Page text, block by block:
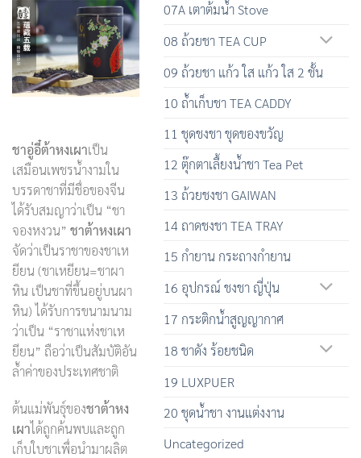
ชาอู่อี๋ต้าหงเผาเป็น
เสมือนเพชรน้ำงามใน
บรรดาชาที่มีชื่อของจีน
ได้รับสมญาว่าเป็น “ชา
จองหงวน” ชาต้าหงเผา
จัดว่าเป็นราชาของชาเห
ยียน (ชาเหยียน=ชาผา
หิน เป็นชาที่ขึ้นอยู่บนผา
หิน) ได้รับการขนามนาม
ว่าเป็น “ราชาแห่งชาเห
ยียน” ถือว่าเป็นสัมบัติอัน
ล้ำค่าของประเทศชาติ
ต้นแม่พันธุ์ของชาต้าหง
เผาได้ถูกค้นพบและถูก
เก็บใบชาเพื่อนำมาผลิต
07A เตาต้มน้ำ Stove
08 ถ้วยชา TEA CUP
09 ถ้วยชา แก้ว ใส แก้ว ใส 2 ชั้น
10 ถ้ำเก็บชา TEA CADDY
11 ชุดชงชา ชุดของขวัญ
12 ตุ๊กตาเลื้ยงน้ำชา Tea Pet
13 ถ้วยชงชา GAIWAN
14 ถาดชงชา TEA TRAY
15 กำยาน กระถางกำยาน
16 อุปกรณ์ ชงชา ญี่ปุ่น
17 กระติกน้ำสูญญากาศ
18 ชาดัง ร้อยชนิด
19 LUXPUER
20 ชุดน้ำชา งานแต่งงาน
Uncategorized